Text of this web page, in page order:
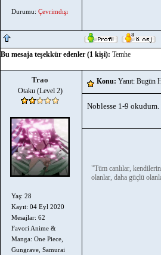
Durumu: Çevrimdışı
Bu mesaja teşekkür edenler (1 kişi): Temhe
Trao
Otaku (Level 2)
Yaş: 28
Kayıt: 04 Eyl 2020
Mesajlar: 62
Favori Anime &
Manga: One Piece,
Gungrave, Samurai
Konu: Yanıt: Bugün
Noblesse 1-9
"Tüm canlılar,
olanlar, daha güçlü